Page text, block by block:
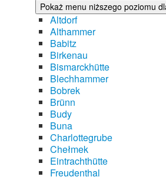
Pokaż menu niższego poziomu
Altdorf
Althammer
Babitz
Birkenau
Bismarckhütte
Blechhammer
Bobrek
Brünn
Budy
Buna
Charlottegrube
Chełmek
Eintrachthütte
Freudenthal